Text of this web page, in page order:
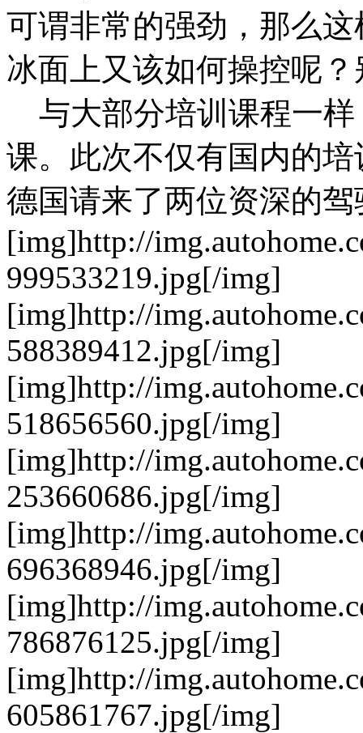
可谓非常的强劲，那么
冰面上又该如何操控呢
与大部分培训课程一样
课。此次不仅有国内的
德国请来了两位资深的驾
[img]http://
999533219.jpg[/img]
[img]http://
588389412.jpg[/img]
[img]http://
518656560.jpg[/img]
[img]http://
253660686.jpg[/img]
[img]http://
696368946.jpg[/img]
[img]http://
786876125.jpg[/img]
[img]http://
605861767.jpg[/img]